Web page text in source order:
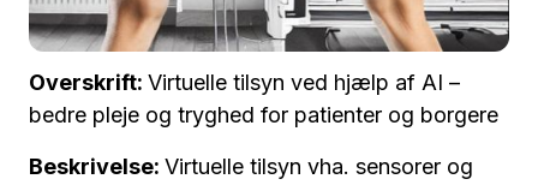
Overskrift: Virtuelle tilsyn ved hjælp af AI –
bedre pleje og tryghed for patienter og borgere
Beskrivelse: Virtuelle tilsyn vha. sensorer og